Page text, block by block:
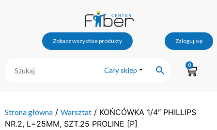
Zobacz wszystkie produkty Zaloguj się
Cały sklep
0
Strona główna / Warsztat / KOŃCÓWKA 1/4″ PHILLIPS
NR.2, L=25MM, SZT.25 PROLINE [P]